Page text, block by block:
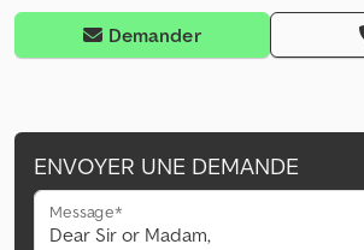
Demander
ENVOYER UNE DEMANDE
Message*